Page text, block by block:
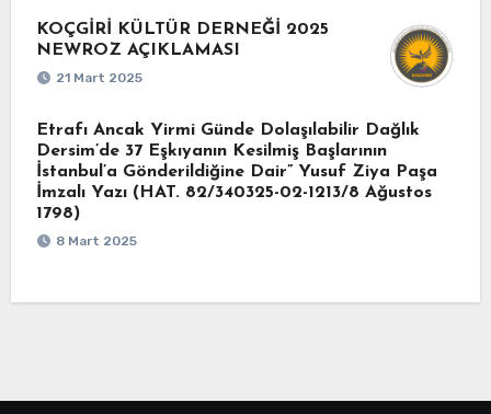
KOÇGİRİ KÜLTÜR DERNEĞİ 2025
NEWROZ AÇIKLAMASI
21 Mart 2025
Etrafı Ancak Yirmi Günde Dolaşılabilir Dağlık
Dersim’de 37 Eşkıyanın Kesilmiş Başlarının
İstanbul’a Gönderildiğine Dair” Yusuf Ziya Paşa
İmzalı Yazı (HAT. 82/340325-02-1213/8 Ağustos
1798)
8 Mart 2025